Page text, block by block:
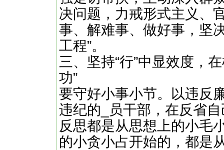
决问题，力戒形式主义、
事、解难事、做好事，坚
工程”。
三、坚持“行”中显效度，
功”
要守好小事小节。以违反
违纪的_员干部，在反省
反思都是从思想上的小毛
的小贪小占开始的，都是